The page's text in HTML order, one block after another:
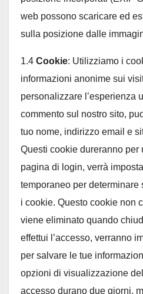
web possono scaricare ed
sulla posizione dalle
1.4 Cookie: Utilizziamo i
informazioni anonime sui
personalizzare l’esperienza
commento sul nostro sito,
tuo nome, indirizzo email e
Questi cookie dureranno per
pagina di login, verrà
temporaneo per determinare
i cookie. Questo cookie non
viene eliminato quando
effettui l’accesso, verranno
per salvare le tue
opzioni di visualizzazione
accesso durano due giorni,